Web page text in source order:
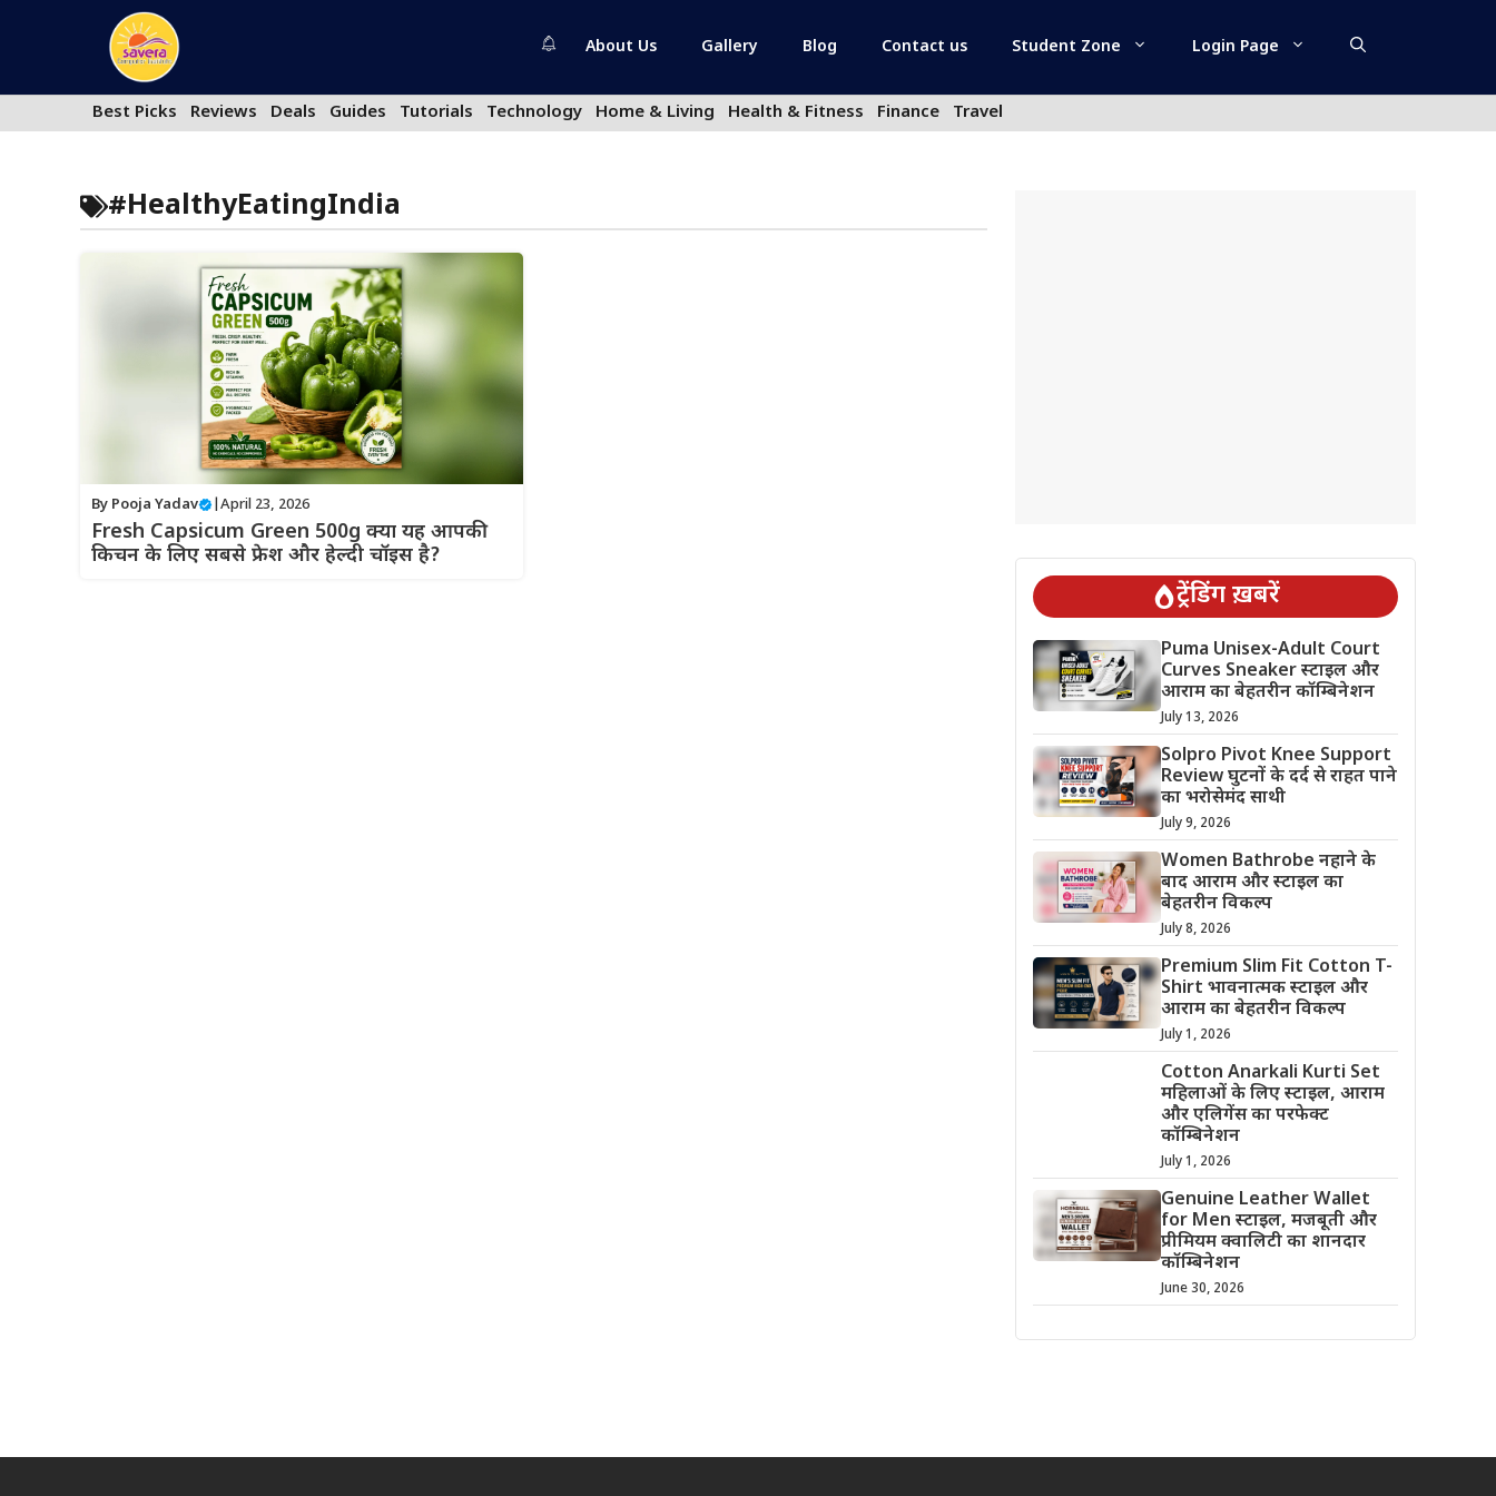
About Us Gallery Blog Contact us Student Zone Login Page
Best Picks Reviews Deals Guides Tutorials Technology Home & Living Health & Fitness Finance Travel
#HealthyEatingIndia
By Pooja Yadav April 23, 2026
Fresh Capsicum Green 500g क्या यह आपकी
किचन के लिए सबसे फ्रेश और हेल्दी चॉइस है?
ट्रेंडिंग ख़बरें
Puma Unisex-Adult Court
Curves Sneaker स्टाइल और
आराम का बेहतरीन कॉम्बिनेशन
July 13, 2026
Solpro Pivot Knee Support
Review घुटनों के दर्द से राहत पाने
का भरोसेमंद साथी
July 9, 2026
Women Bathrobe नहाने के
बाद आराम और स्टाइल का
बेहतरीन विकल्प
July 8, 2026
Premium Slim Fit Cotton T-
Shirt भावनात्मक स्टाइल और
आराम का बेहतरीन विकल्प
July 1, 2026
Cotton Anarkali Kurti Set
महिलाओं के लिए स्टाइल, आराम
और एलिगेंस का परफेक्ट
कॉम्बिनेशन
July 1, 2026
Genuine Leather Wallet
for Men स्टाइल, मजबूती और
प्रीमियम क्वालिटी का शानदार
कॉम्बिनेशन
June 30, 2026